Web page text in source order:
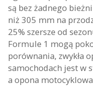
są bez żadnego
niż 305 mm na
25% szersze od
Formule 1 mogą
porównania, zwykła
samochodach jest w
a opona